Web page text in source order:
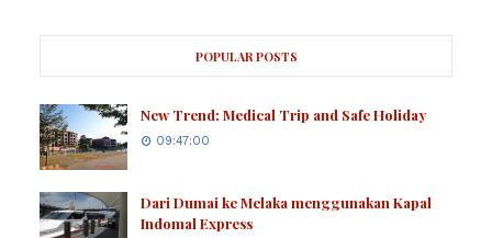
POPULAR POSTS
New Trend: Medical Trip and Safe Holiday
09:47:00
Dari Dumai ke Melaka menggunakan Kapal
Indomal Express